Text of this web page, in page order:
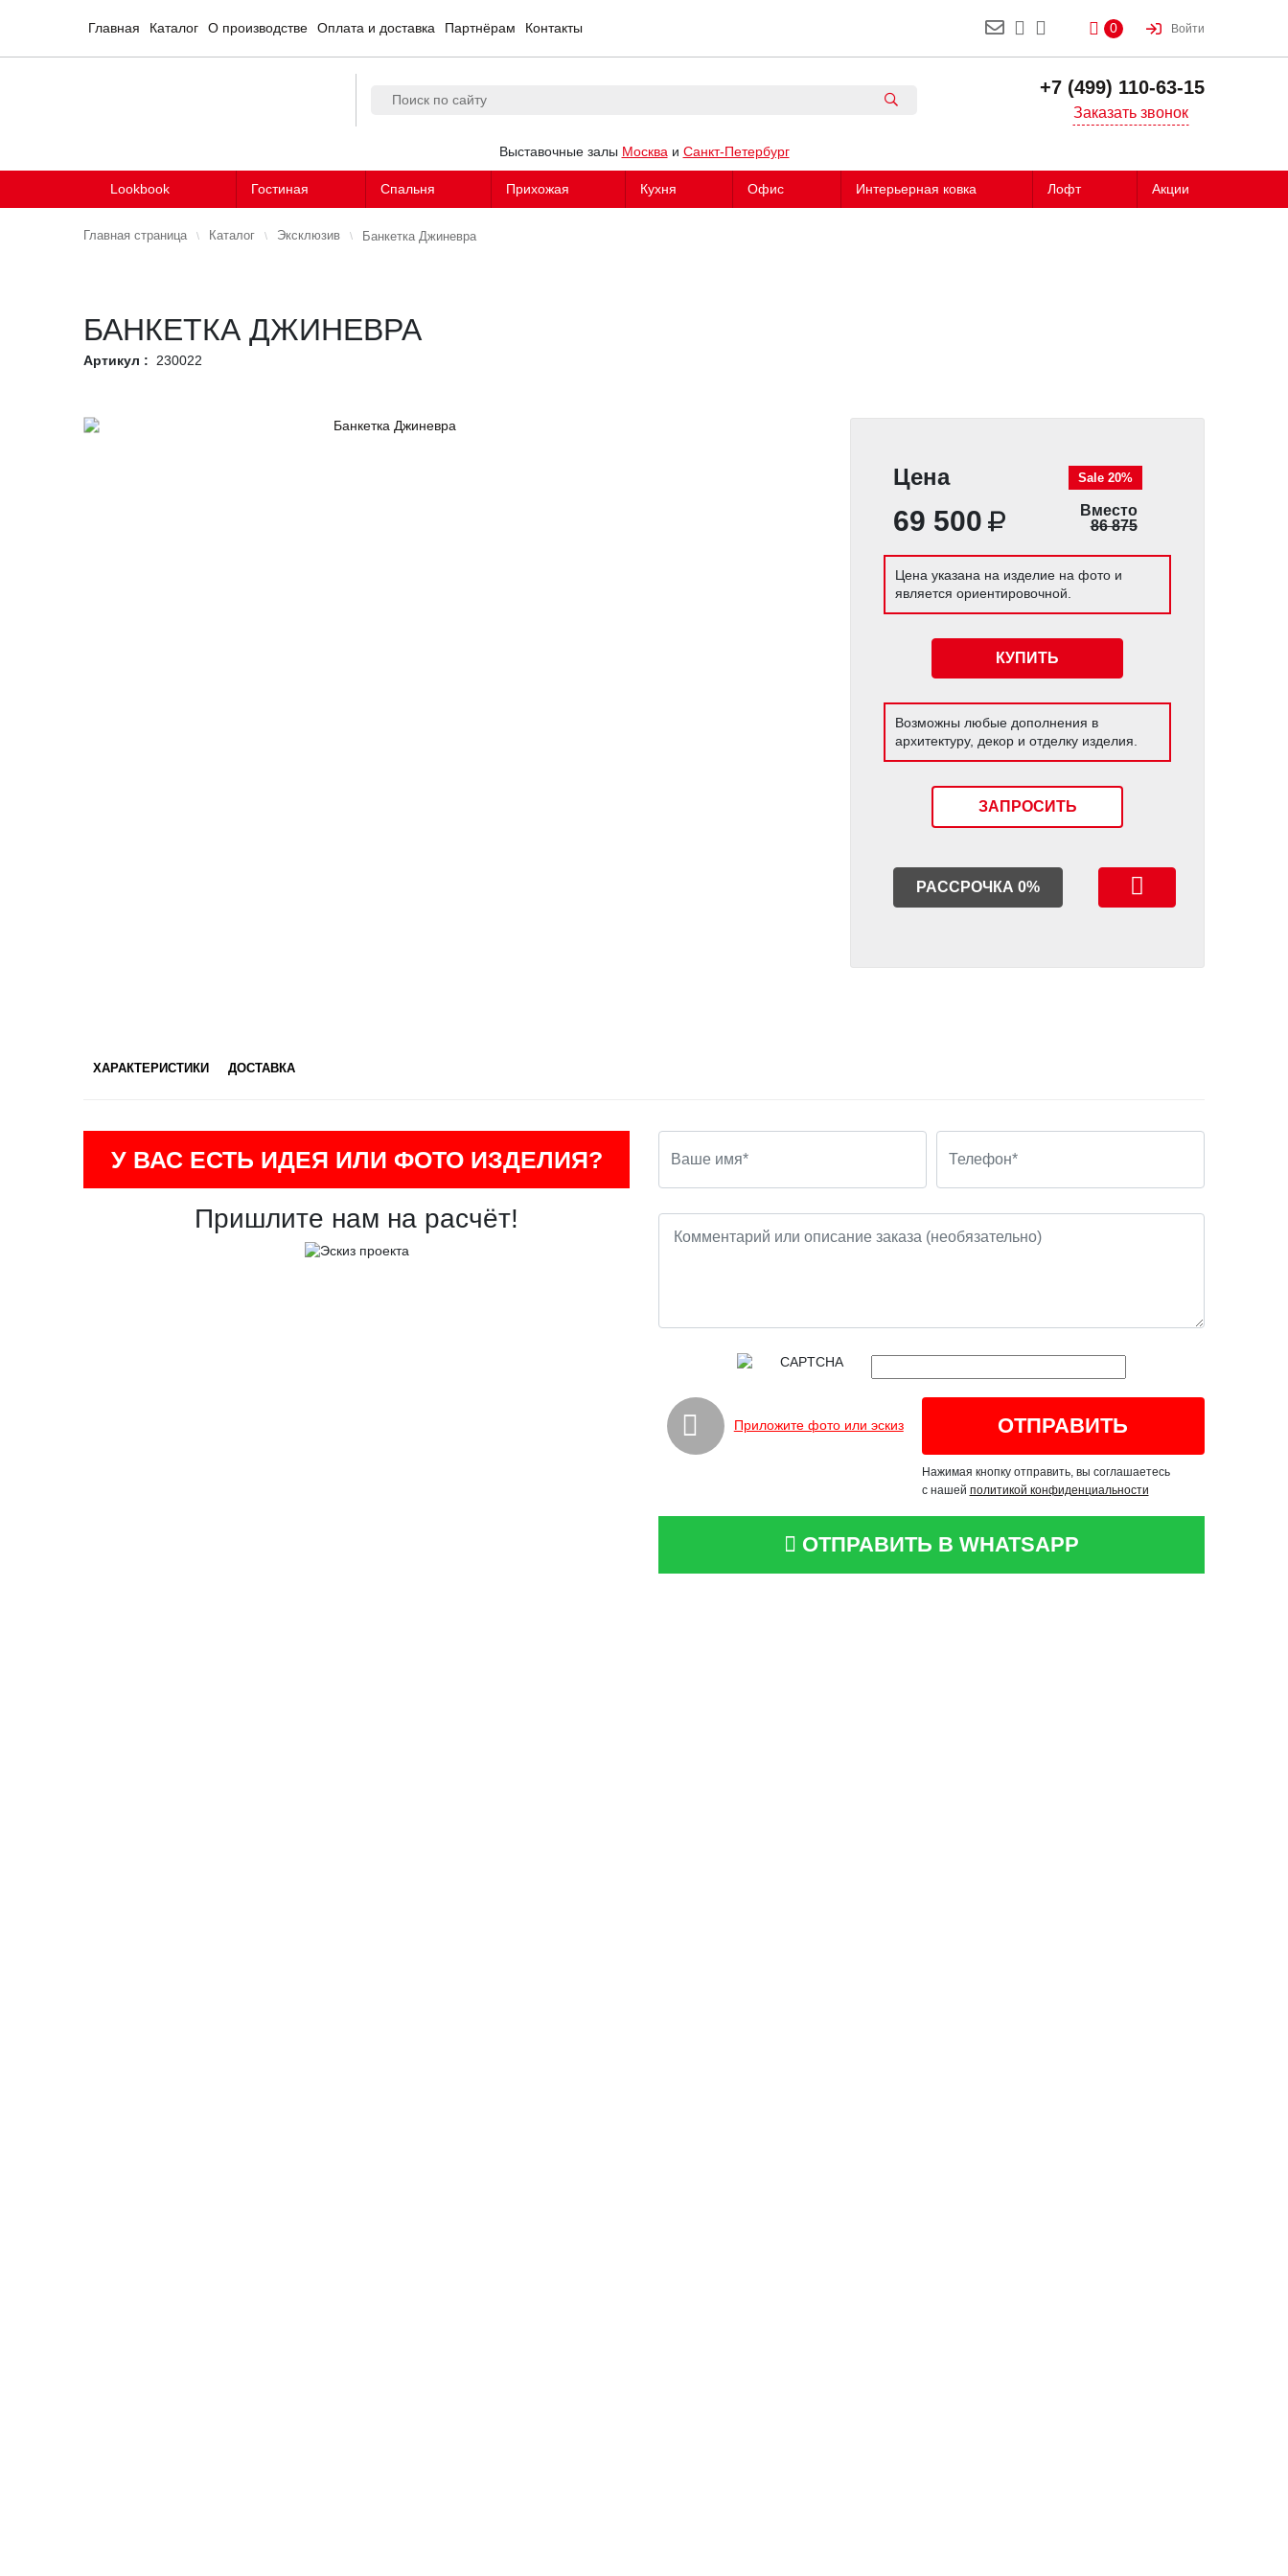
Главная Каталог О производстве Оплата и доставка Партнёрам Контакты 0 Войти
+7 (499) 110-63-15
Заказать звонок
Выставочные залы Москва и Санкт-Петербург
Lookbook Гостиная Спальня Прихожая Кухня Офис Интерьерная ковка Лофт Акции
Главная страница Каталог Эксклюзив Банкетка Джиневра
БАНКЕТКА ДЖИНЕВРА
Артикул : 230022
Цена
69 500
Sale 20%
Вместо
86 875
Цена указана на изделие на фото и
является ориентировочной.
КУПИТЬ
Возможны любые дополнения в
архитектуру, декор и отделку изделия.
ЗАПРОСИТЬ
РАССРОЧКА 0%
ХАРАКТЕРИСТИКИ ДОСТАВКА
У ВАС ЕСТЬ ИДЕЯ ИЛИ ФОТО ИЗДЕЛИЯ?
Пришлите нам на расчёт!
Приложите фото или эскиз
Нажимая кнопку отправить, вы соглашаетесь
с нашей политикой конфиденциальности
ОТПРАВИТЬ В WHATSAPP